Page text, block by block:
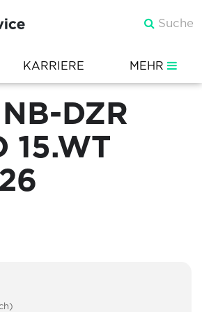
KARRIERE MEHR
DZR
15.WT